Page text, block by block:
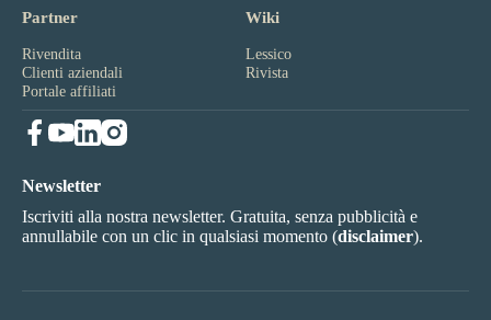
Partner
Rivendita
Clienti aziendali
Portale affiliati
Wiki
Lessico
Rivista
Newsletter
Iscriviti alla nostra newsletter. Gratuita, senza pubblicità e
annullabile con un clic in qualsiasi momento (disclaimer).